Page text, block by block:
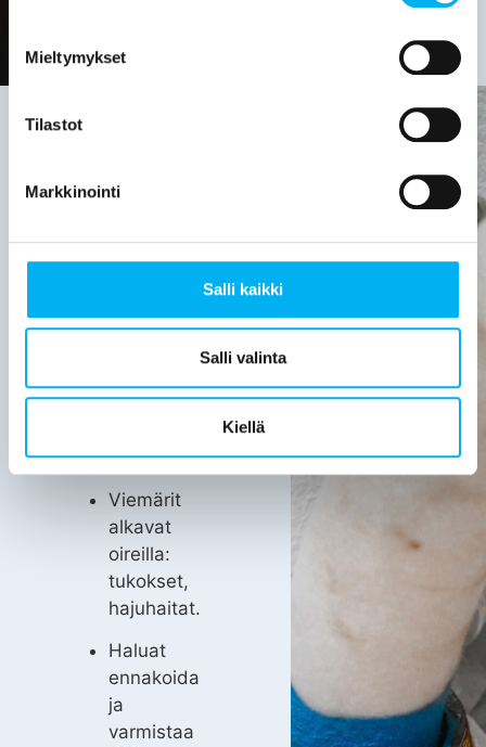
Mieltymykset
Tilastot
Markkinointi
Salli kaikki
Salli valinta
Kiellä
Viemäriremontin
hyvä
selvittää,
kun:
on yli 30
vanha.
Viemärit
alkavat
oireilla:
tukokset,
hajuhaitat.
Haluat
ennakoida
ja
varmistaa